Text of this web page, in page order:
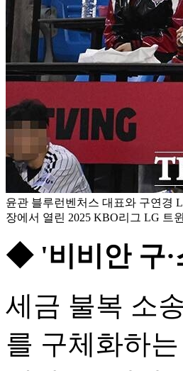
윤관 블루런벤처스 대표와 구연경
장에서 열린 2025 KBO리그 LG 트
◆ '비비안 구·
세금 불복 소
를 구체화하